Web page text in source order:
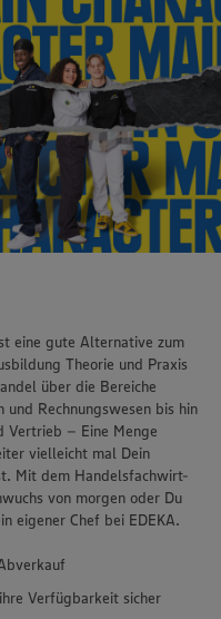
eine gute Alternative zum
Theorie und Praxis
über die Bereiche
Rechnungswesen bis hin
Vertrieb – Eine Menge
vielleicht mal Dein
Mit dem Handelsfachwirt-
von morgen oder Du
eigener Chef bei EDEKA.
Verfügbarkeit sicher